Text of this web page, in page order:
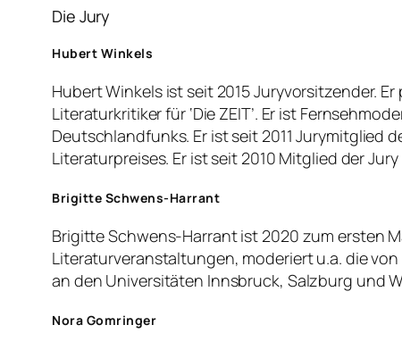
Die Jury
Hubert Winkels
Hubert Winkels ist seit 2015 Juryvorsitzender.
Literaturkritiker für ‘Die ZEIT’. Er ist
Deutschlandfunks. Er ist seit 2011 Jurymitglied
Literaturpreises. Er ist seit 2010 Mitglied der Jury
Brigitte Schwens-Harrant
Brigitte Schwens-Harrant ist 2020 zum ersten
Literaturveranstaltungen, moderiert u.a. die
an den Universitäten Innsbruck, Salzburg und
Nora Gomringer